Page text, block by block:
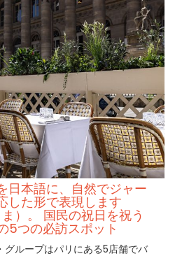
日本語に、自然でジャー
した形で表現します
ま）。 国民の祝日を祝う
5つの必訪スポット
グループはパリにある5店舗でバ